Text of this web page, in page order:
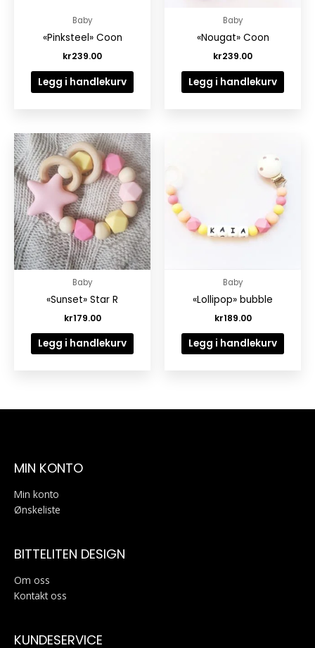
Baby
«Pinksteel» Coon
kr239.00
Legg i handlekurv
Baby
«Nougat» Coon
kr239.00
Legg i handlekurv
Baby
«Sunset» Star R
kr179.00
Legg i handlekurv
Baby
«Lollipop» bubble
kr189.00
Legg i handlekurv
MIN KONTO
Min konto
Ønskeliste
BITTELITEN DESIGN
Om oss
Kontakt oss
KUNDESERVICE